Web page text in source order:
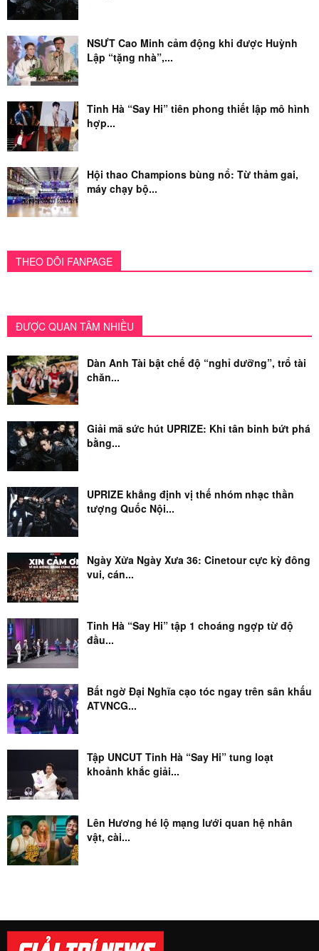
NSƯT Cao Minh cảm động khi được Huỳnh
Lập “tặng nhà”,...
Tinh Hà “Say Hi” tiên phong thiết lập mô hình
hợp...
Hội thao Champions bùng nổ: Từ thảm gai,
máy chạy bộ...
THEO DÕI FANPAGE
ĐƯỢC QUAN TÂM NHIỀU
Dàn Anh Tài bật chế độ “nghỉ dưỡng”, trổ tài
chăn...
Giải mã sức hút UPRIZE: Khi tân binh bứt phá
bằng...
UPRIZE khẳng định vị thế nhóm nhạc thần
tượng Quốc Nội...
Ngày Xửa Ngày Xưa 36: Cinetour cực kỳ đông
vui, cán...
Tinh Hà “Say Hi” tập 1 choáng ngợp từ độ
đầu...
Bất ngờ Đại Nghĩa cạo tóc ngay trên sân khấu
ATVNCG...
Tập UNCUT Tinh Hà “Say Hi” tung loạt
khoảnh khắc giải...
Lên Hương hé lộ mạng lưới quan hệ nhân
vật, cài...